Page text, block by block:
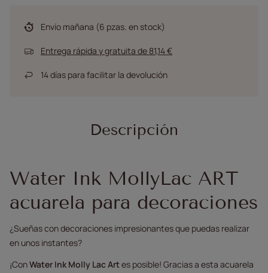
Envío mañana (6 pzas. en stock)
Entrega rápida y gratuita de 81,14 €
14días para facilitar la devolución
Descripción
Water Ink MollyLac ART
acuarela para decoraciones
¿Sueñas con decoraciones impresionantes que puedas realizar
en unos instantes?
¡ConWater Ink Molly Lac Artes posible! Gracias a esta acuarela